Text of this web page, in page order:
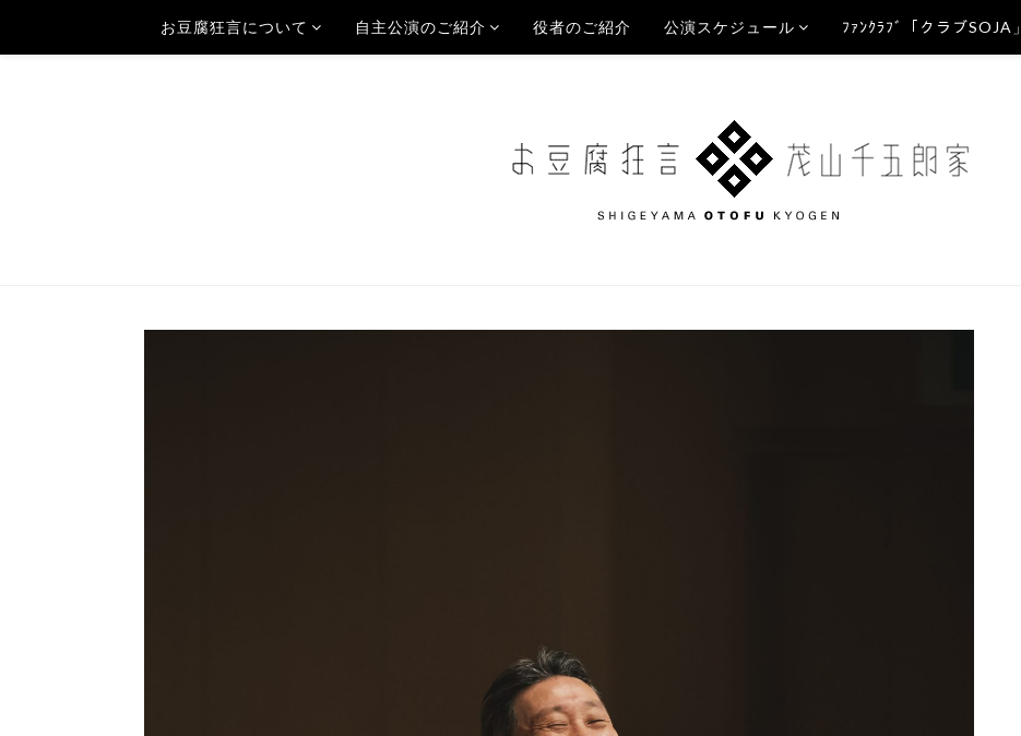
お豆腐狂言について 自主公演のご紹介 役者のご紹介 公演スケジュール ﾌｧﾝｸﾗﾌﾞ「クラブSOJA」